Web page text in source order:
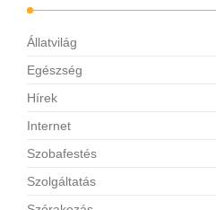
Állatvilág
Egészség
Hírek
Internet
Szobafestés
Szolgáltatás